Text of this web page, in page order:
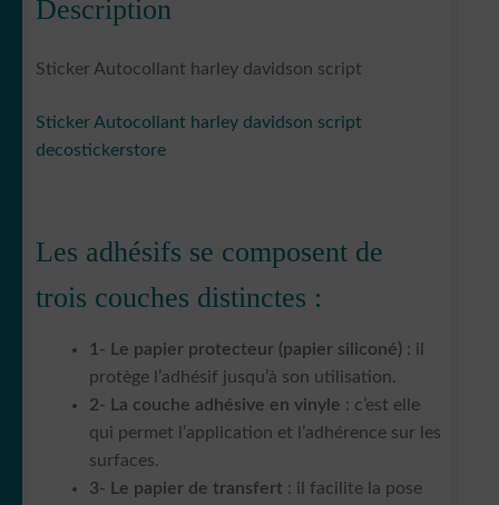
Description
Sticker Autocollant harley davidson script
Sticker Autocollant harley davidson script
decostickerstore
Les adhésifs se composent de
trois couches distinctes :
1- Le papier protecteur (papier siliconé) : il
protège l’adhésif jusqu’à son utilisation.
2- La couche adhésive en vinyle : c’est elle
qui permet l’application et l’adhérence sur les
surfaces.
3- Le papier de transfert : il facilite la pose